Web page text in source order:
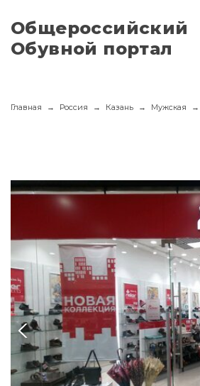
Общероссийский
Обувной портал
Главная Россия Казань Мужская